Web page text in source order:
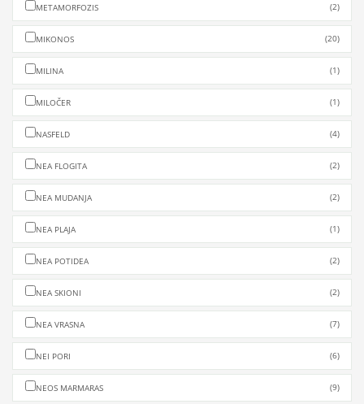
METAMORFOZIS (2)
MIKONOS (20)
MILINA (1)
MILOČER (1)
NASFELD (4)
NEA FLOGITA (2)
NEA MUDANJA (2)
NEA PLAJA (1)
NEA POTIDEA (2)
NEA SKIONI (2)
NEA VRASNA (7)
NEI PORI (6)
NEOS MARMARAS (9)